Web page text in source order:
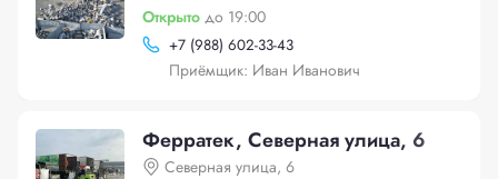
Открыто до 19:00
+7 (988) 602-33-43
Приёмщик: Иван Иванович
Ферратек, Северная улица, 6
Северная улица, 6